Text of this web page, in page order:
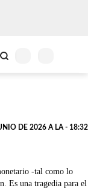
DE 2026 A LA - 18:32
-tal como lo
Es una tragedia para el